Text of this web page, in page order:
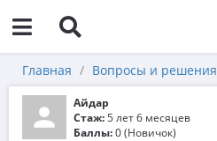
Главная Вопросы и решения
Айдар
Стаж:5 лет 6 месяцев
Баллы:0 (Новичок)